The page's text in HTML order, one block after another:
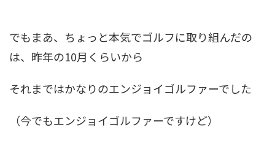
でもまあ、ちょっと本気でゴルフに取り組んだの
は、昨年の10月くらいから
それまではかなりのエンジョイゴルファーでした
（今でもエンジョイゴルファーですけど）